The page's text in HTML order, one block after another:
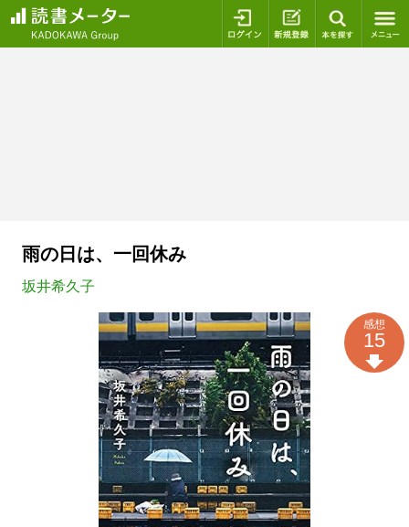
ログイン 新規登録
雨の日は、一回休み
坂井希久子
感想
15